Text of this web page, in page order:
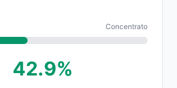
Concentrato
42.9%